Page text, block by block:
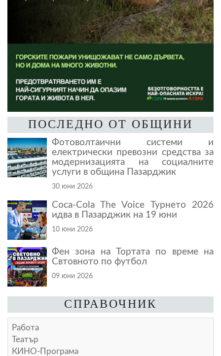
ПОСЛЕДНО ОТ ОБЩИНИ
Фотоволтаични системи и
електрически превозни средства за
модернизацията на социалните
услуги в община Пазарджик
30 юни 2026
Coca-Cola The Voice Турнето 2026
идва в Пазарджик на 19 юни
10 юни 2026
Фен зона на Тортата по време на
Свтовното по футбол
09 юни 2026
СПРАВОЧНИК
Работа
Театър
КИНО-Програма